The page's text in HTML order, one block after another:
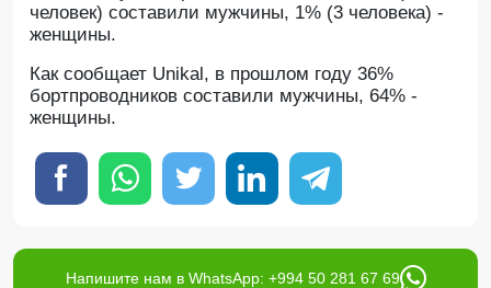
человек) составили мужчины, 1% (3 человека) -
женщины.
Как сообщает Unikal, в прошлом году 36%
бортпроводников составили мужчины, 64% -
женщины.
Напишите нам в WhatsApp: +994 50 281 67 69